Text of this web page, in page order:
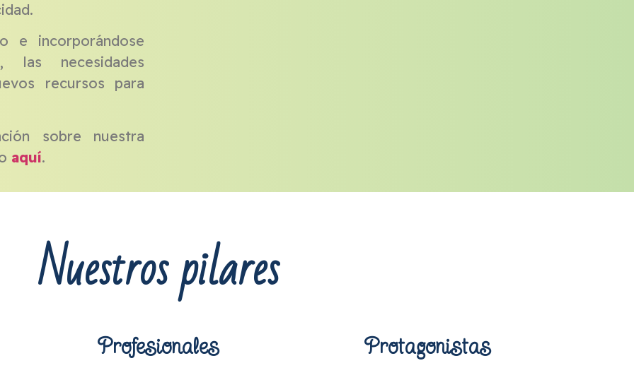
e incorporándose
las necesidades
recursos para
sobre nuestra
aquí.
Nuestros pilares
Profesionales Protagonistas